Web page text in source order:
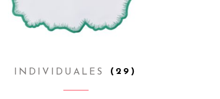
INDIVIDUALES (29)